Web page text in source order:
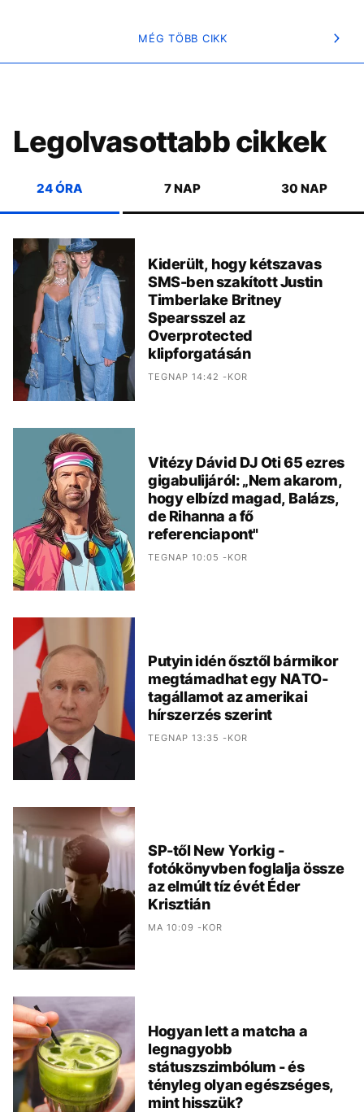
MÉG TÖBB CIKK
Legolvasottabb cikkek
24 ÓRA 7 NAP 30 NAP
Kiderült, hogy kétszavas
SMS-ben szakított Justin
Timberlake Britney
Spearsszel az
Overprotected
klipforgatásán
TEGNAP 14:42 -KOR
Vitézy Dávid DJ Oti 65 ezres
gigabulijáról: „Nem akarom,
hogy elbízd magad, Balázs,
de Rihanna a fő
referenciapont"
TEGNAP 10:05 -KOR
Putyin idén ősztől bármikor
megtámadhat egy NATO-
tagállamot az amerikai
hírszerzés szerint
TEGNAP 13:35 -KOR
SP-től New Yorkig -
fotókönyvben foglalja össze
az elmúlt tíz évét Éder
Krisztián
MA 10:09 -KOR
Hogyan lett a matcha a
legnagyobb
státuszszimbólum - és
tényleg olyan egészséges,
mint hisszük?